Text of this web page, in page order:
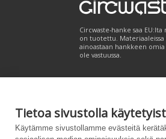
Tietoa sivustolla
Käytämme sivustollamme evästeitä
Circwaste-hanke saa
on tuotettu.
ainoastaan hankkeen omia
ole vastuussa.
Palvelukuvaus|